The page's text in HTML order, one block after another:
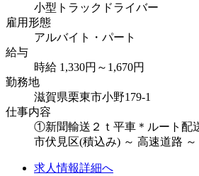
小型トラックドライバー
雇用形態
アルバイト・パート
給与
時給 1,330円～1,670円
勤務地
滋賀県栗東市小野179-1
仕事内容
①新聞輸送２ｔ平車＊ルート配
市伏見区(積込み) ～ 高速道路
求人情報詳細へ